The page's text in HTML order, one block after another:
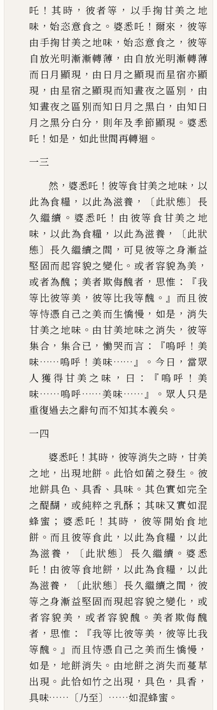
吒 ！其時 ， 彼者等 ， 以手掬甘美之地
味 ，始恣意食之 。 婆悉吒 ！ 爾來 ， 彼等
由手掬甘美之地味 ，始恣意食之 ， 彼等
自放光明漸漸轉薄 ， 由自放光明漸轉薄
而日月顯現 ， 由日月之顯現而星宿亦顯
現 ， 由星宿之顯現而知晝夜之區別 ， 由
知晝夜之區別而知日月之黑白 ， 由知日
月之黑分白分 ， 則年及季節顯現 。 婆悉
吒 ！ 如是 ， 如此世間再轉迴 。
一三
然 ， 婆悉吒 ！ 彼等食甘美之地味 ， 以
此為食糧 ， 以此為滋養 ，〔此狀態〕 長
久繼續 。 婆悉吒 ！ 由彼等食甘美之地
味 ， 以此為食糧 ， 以此為滋養 ，〔此狀
態〕 長久繼續之間 ， 可見彼等之身漸益
堅固而起容貌之變化 。 或者容貌為美 ，
或者為醜 ； 美者欺侮醜者 ， 思惟 ：『我
等比彼等美 ， 彼等比我等醜 。』 而且彼
等恃憑自己之美而生憍慢 ， 如是 ， 消失
甘美之地味 。 由甘美地味之消失 ， 彼等
集合 ， 集合已 ，慟哭而言 ： 『嗚呼 ！ 美
味……嗚呼 ！ 美味……』。 今日 ， 當眾
人獲得甘美之味 ， 曰 ：『 嗚呼 ！ 美
味……嗚呼……美味……』。 眾人只是
重復過去之辭句而不知其本義矣 。
一四
婆悉吒 ！ 其時 ， 彼等消失之時 ， 甘美
之地 ， 出現地餅 。 此恰如菌之發生 。 彼
地餅具色 、 具香 、 具味 。 其色實如完全
之醍醐 ， 或純粹之乳酥 ； 其味又實如混
蜂蜜 ； 婆悉吒 ！其時 ， 彼等開始食地
餅 。 而且彼等食此 ， 以此為食糧 ， 以此
為滋養 ， 〔此狀態〕 長久繼續 。 婆悉
吒 ！ 由彼等食地餅 ， 以此為食糧 ， 以此
為滋養 ，〔此狀態〕 長久繼續之間 ， 彼
等之身漸益堅固而現起容貌之變化 ， 或
者容貌美 ， 或者容貌醜 。 美者欺侮醜
者 ， 思惟 ：『我等比彼等美 ， 彼等比我
等醜 。』 而且恃憑自己之美而生憍慢 ，
如是 ， 地餅消失 。 由地餅之消失而蔓草
出現 。 此恰如竹之出現 ， 具色 ，具香 ，
具味……〔乃至〕……如混蜂蜜 。